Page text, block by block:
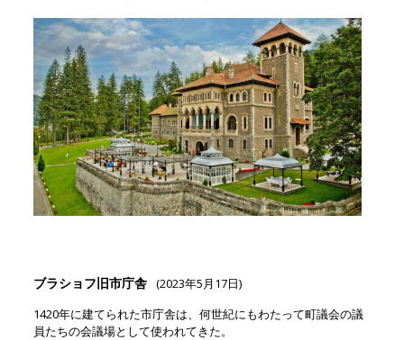
ブラショフ旧市庁舎 (2023年5月17日)
1420年に建てられた市庁舎は、何世紀にもわたって町議会の議
員たちの会議場として使われてきた。